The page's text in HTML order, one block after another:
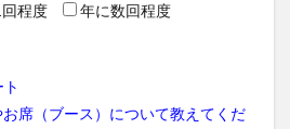
回程度
年に数回程度
席（ブース）について教えてくだ